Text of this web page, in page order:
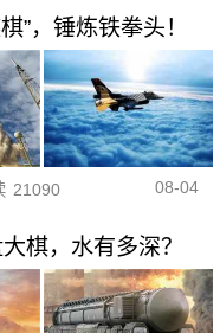
”，锤炼铁拳头！
21090 08-04
棋，水有多深？